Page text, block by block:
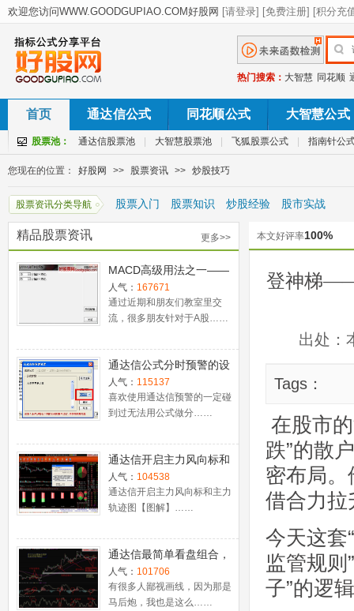
热门搜索： 大智慧 同花顺
首页 通达信公式 同花顺公式 大智慧公式
股票池： 通达信股票池 大智慧股票池 飞狐股票公式 指南针公
您现在的位置： 好股网 >> 股票资讯 >> 炒股技巧
股票资讯分类导航 股票入门 股票知识 炒股经验 股市实战
精品股票资讯 更多>>
MACD高级用法之一——
稳健买入法+2点卖出法
人气： 167671
通过近期和朋友们教室里交
流，很多朋友针对于A股……
通达信公式分时预警的设
置
人气： 115137
喜欢使用通达信预警的一定碰
到过无法用公式做分……
通达信开启主力风向标和
主力轨迹图【图解】
人气： 104538
通达信开启主力风向标和主力
轨迹图【图解】……
通达信最简单看盘组合，
抓强势股双头的超短线盈
利－－之五（均线战法找
心脏）
人气： 101706
有很多人鄙视画线，因为那是
马后炮，我也是这么……
本文好评率100%
登神梯——
出处：
Tags：
在股市
跌”的散
密布局。
借合力拉
今天这套
监管规则
子”的逻